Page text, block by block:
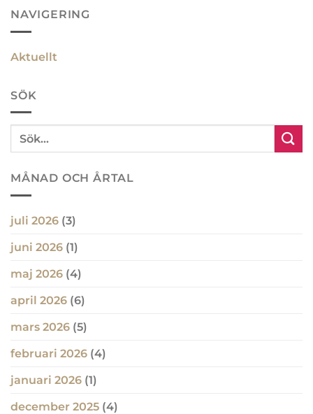
NAVIGERING
Aktuellt
SÖK
MÅNAD OCH ÅRTAL
juli 2026 (3)
juni 2026 (1)
maj 2026 (4)
april 2026 (6)
mars 2026 (5)
februari 2026 (4)
januari 2026 (1)
december 2025 (4)